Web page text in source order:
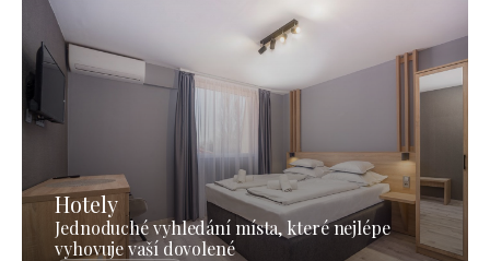
Hotely
Jednoduché vyhledání místa, které nejlépe
vyhovuje vaší dovolené